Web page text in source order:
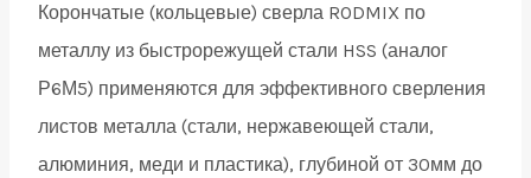
19
quantity
Корончатые (кольцевые) сверла RODMIX по
металлу из быстрорежущей стали HSS (аналог
Р6М5) применяются для эффективного сверления
листов металла (стали, нержавеющей стали,
алюминия, меди и пластика), глубиной от 30мм до